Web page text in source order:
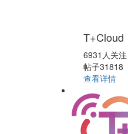
T+Cloud
6931人关注
帖子31818
查看详情